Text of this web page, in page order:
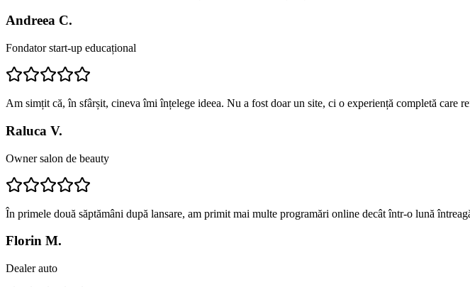
Andreea C.
Fondator start-up educațional
Am simțit că, în sfârșit, cineva îmi înțelege ideea. Nu a fost doar un site, ci o experiență completă
Raluca V.
Owner salon de beauty
În primele două săptămâni după lansare, am primit mai multe programări online decât într-o lună
Florin M.
Dealer auto